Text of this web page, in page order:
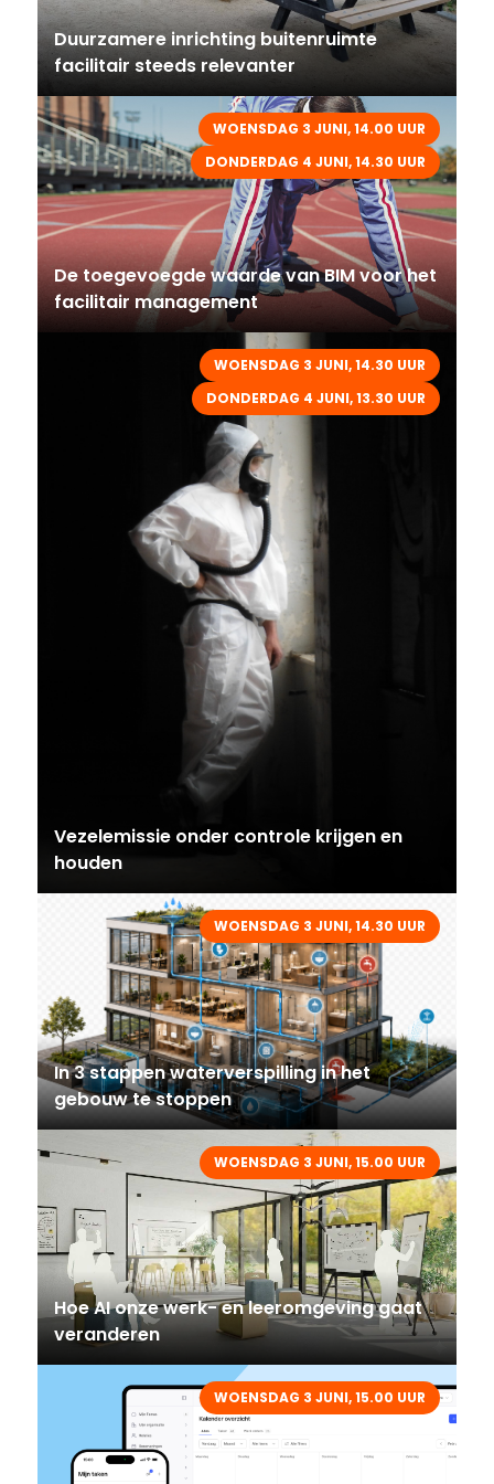
Duurzamere inrichting buitenruimte
facilitair steeds relevanter
WOENSDAG 3 JUNI, 14.00 UUR
DONDERDAG 4 JUNI, 14.30 UUR
De toegevoegde waarde van BIM voor het
facilitair management
WOENSDAG 3 JUNI, 14.30 UUR
DONDERDAG 4 JUNI, 13.30 UUR
Vezelemissie onder controle krijgen en
houden
WOENSDAG 3 JUNI, 14.30 UUR
In 3 stappen waterverspilling in het
gebouw te stoppen
WOENSDAG 3 JUNI, 15.00 UUR
Hoe AI onze werk- en leeromgeving gaat
veranderen
WOENSDAG 3 JUNI, 15.00 UUR